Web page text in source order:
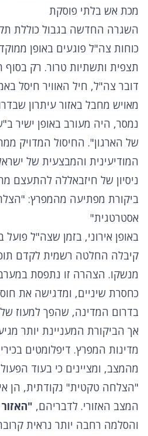
מכת אש בלתי פוסקת
השגרה החדשה בגבול כוללת
כוחות צה"ל פוגעים באופן
תצפית ותשתיות טרור. רק בסוף
דובר צה"ל, חיל האוויר חיסל
מאויש מחבל באזור עיתרון
נמסר, היה מעורב באופן ישיר
של הארגון". החיסול המדויק
המודיעינית והמבצעית של
ניסיון של חיזבאללה להתעצם
ביקורת מפתיעה מהמפרץ:
אסטרטגית"
באופן אירוני, בזמן שצה"ל
קיבלה החלטה רשמית לקדם
מנשקו. הצהרה זו נתפסת במערב
כחסרת שיניים, ומדגישה את
בדרום המדינה, שהפך למעוז של
אך הביקורת המעניינת יותר
מדינות המפרץ. דיפלומטים
מהמצב, ומציינים כי בעוד
"הצלחה טקטית" נקודתית, הן
המצב האזורי. לדבריהם,
והסלמה רחבה יותר נראית